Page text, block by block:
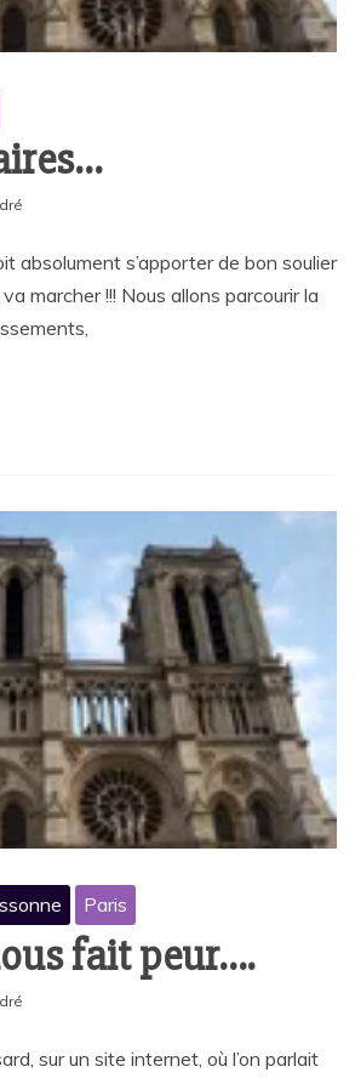
absolument s’apporter de bon soulier
marcher !!! Nous allons parcourir la
Paris
fait peur….
sur un site internet, où l’on parlait